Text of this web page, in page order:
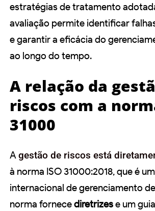
estratégias de tratamento
avaliação permite identificar
e garantir a eficácia do
ao longo do tempo.
A relação da
riscos com a
31000
Agestão de riscos está
à norma ISO 31000:2018, que é
internacional de gerenciamento
norma fornecediretrizese um